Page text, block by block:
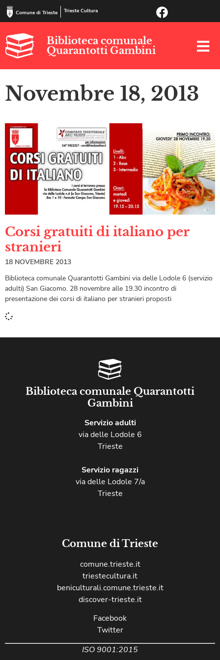
Comune di Trieste Trieste Cultura
Biblioteca comunale
Quarantotti Gambini
Novembre 18, 2013
Corsi gratuiti di italiano per
stranieri
18 NOVEMBRE 2013
Biblioteca comunale Quarantotti Gambini via delle Lodole 6 (servizio
adulti) San Giacomo. 28 novembre alle 19.30 incontro di
presentazione dei corsi di italiano per stranieri proposti
Biblioteca comunale Quarantotti
Gambini
Servizio adulti
via delle Lodole 6
Trieste
Servizio ragazzi
via delle Lodole 7/a
Trieste
Comune di Trieste
comune.trieste.it
triestecultura.it
beniculturali.comune.trieste.it
discover-trieste.it
Facebook
Twitter
ISO 9001:2015